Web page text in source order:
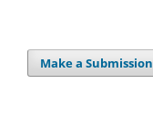
Make a Submission